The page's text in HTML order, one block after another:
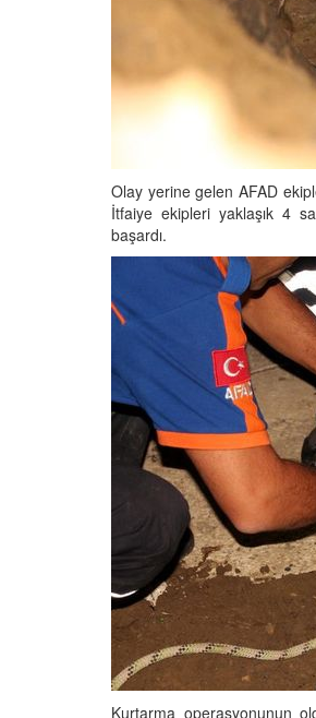
Olay yerine gelen AFAD
İtfaiye ekipleri yaklaşık 4
başardı.
Kurtarma operasyonunun
Anksiyetesi:
ve Etkili